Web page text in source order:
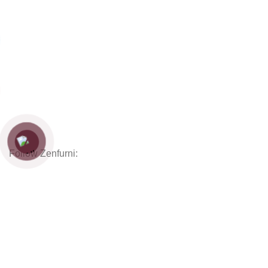
Nội thất hoàn thiện
Follow Zenfurni: